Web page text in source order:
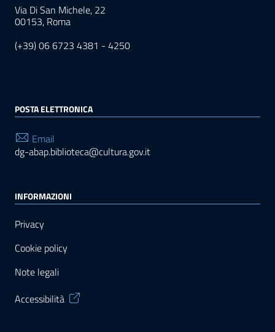
Via Di San Michele, 22
00153, Roma
(+39) 06 6723 4381 - 4250
POSTA ELETTRONICA
Email
dg-abap.biblioteca@cultura.gov.it
INFORMAZIONI
Privacy
Cookie policy
Note legali
Accessibilità